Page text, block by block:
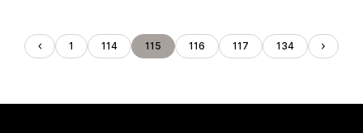
1 114 115 116 117 134